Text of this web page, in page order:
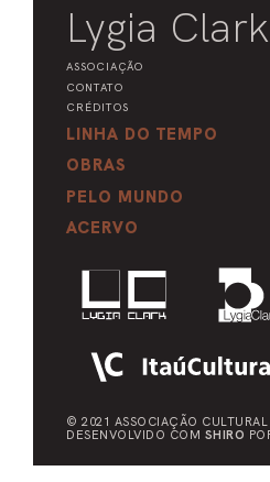
Lygia Clark
ASSOCIAÇÃO
CONTATO
CRÉDITOS
LINHA DO TEMPO
OBRAS
PELO MUNDO
ACERVO
© 2021 ASSOCIAÇÃO CULTURAL
DESENVOLVIDO COM SHIRO